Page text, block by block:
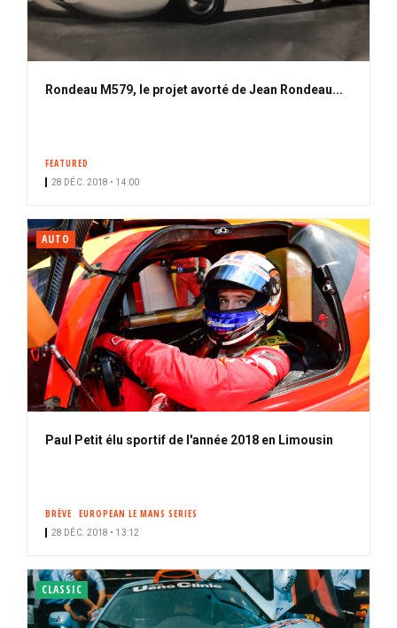
Rondeau M579, le projet avorté de Jean Rondeau...
FEATURED
28 DÉC. 2018 • 14:00
AUTO
Paul Petit élu sportif de l'année 2018 en Limousin
BRÈVE EUROPEAN LE MANS SERIES
28 DÉC. 2018 • 13:12
CLASSIC